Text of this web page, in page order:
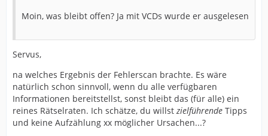
Moin, was bleibt offen? Ja mit VCDs wurde er ausgelesen
Servus,
na welches Ergebnis der Fehlerscan brachte. Es wäre
natürlich schon sinnvoll, wenn du alle verfügbaren
Informationen bereitstellst, sonst bleibt das (für alle) ein
reines Rätselraten. Ich schätze, du willst zielführende Tipps
und keine Aufzählung xx möglicher Ursachen...?